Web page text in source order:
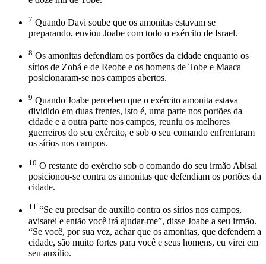
7 Quando Davi soube que os amonitas estavam se
preparando, enviou Joabe com todo o exército de Israel.
8 Os amonitas defendiam os portões da cidade enquanto os
sírios de Zobá e de Reobe e os homens de Tobe e Maaca
posicionaram-se nos campos abertos.
9 Quando Joabe percebeu que o exército amonita estava
dividido em duas frentes, isto é, uma parte nos portões da
cidade e a outra parte nos campos, reuniu os melhores
guerreiros do seu exército, e sob o seu comando enfrentaram
os sírios nos campos.
10 O restante do exército sob o comando do seu irmão Abisai
posicionou-se contra os amonitas que defendiam os portões da
cidade.
11 “Se eu precisar de auxílio contra os sírios nos campos,
avisarei e então você irá ajudar-me”, disse Joabe a seu irmão.
“Se você, por sua vez, achar que os amonitas, que defendem a
cidade, são muito fortes para você e seus homens, eu virei em
seu auxílio.